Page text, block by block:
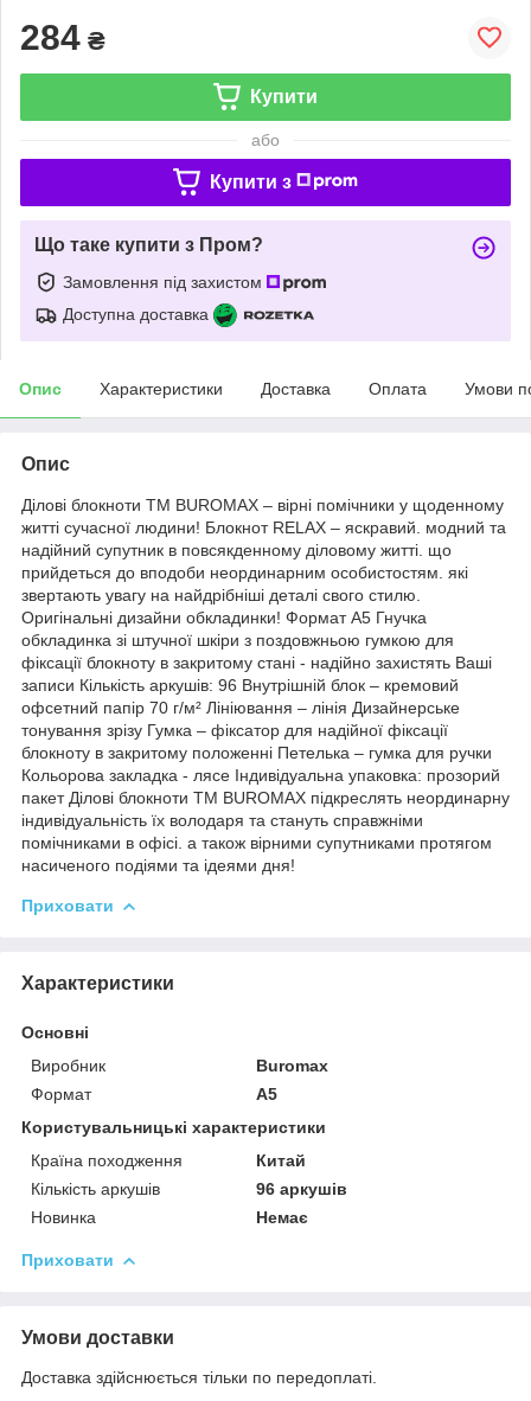
284 ₴
Купити
або
Купити з
Що таке купити з Пром?
Замовлення під захистом
Доступна доставка
Опис Характеристики Доставка Оплата Умови
Опис
Ділові блокноти ТМ BUROMAX – вірні помічники у щоденному
житті сучасної людини! Блокнот RELAX – яскравий. модний та
надійний супутник в повсякденному діловому житті. що
прийдеться до вподоби неординарним особистостям. які
звертають увагу на найдрібніші деталі свого стилю.
Оригінальні дизайни обкладинки! Формат А5 Гнучка
обкладинка зі штучної шкіри з поздовжньою гумкою для
фіксації блокноту в закритому стані - надійно захистять Ваші
записи Кількість аркушів: 96 Внутрішній блок – кремовий
офсетний папір 70 г/м² Лініювання – лінія Дизайнерське
тонування зрізу Гумка – фіксатор для надійної фіксації
блокноту в закритому положенні Петелька – гумка для ручки
Кольорова закладка - лясе Індивідуальна упаковка: прозорий
пакет Ділові блокноти ТМ BUROMAX підкреслять неординарну
індивідуальність їх володаря та стануть справжніми
помічниками в офісі. а також вірними супутниками протягом
насиченого подіями та ідеями дня!
Приховати
Характеристики
Основні
Виробник
Buromax
Формат
A5
Користувальницькі характеристики
Країна походження
Китай
Кількість аркушів
96 аркушів
Новинка
Немає
Приховати
Умови доставки
Доставка здійснюється тільки по передоплаті.